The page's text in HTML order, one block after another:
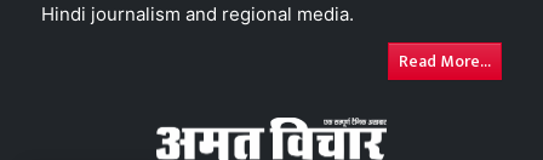
Hindi journalism and regional media.
Read More...